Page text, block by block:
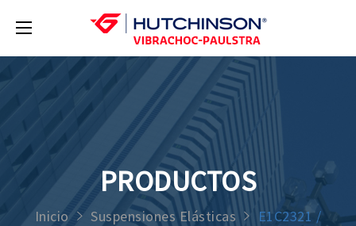
PRODUCTOS
Inicio Suspensiones Elásticas
E1C2321 /